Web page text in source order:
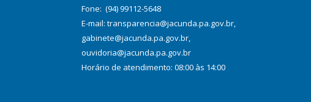
Fone: (94) 99112-5648
E-mail: transparencia@jacunda.pa.gov.br,
gabinete@jacunda.pa.gov.br,
ouvidoria@jacunda.pa.gov.br
Horário de atendimento: 08:00 às 14:00